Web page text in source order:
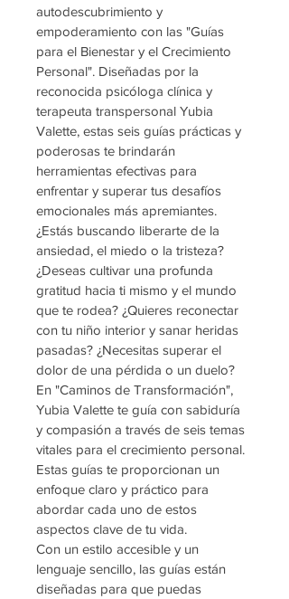
autodescubrimiento y
empoderamiento con las "Guías
para el Bienestar y el Crecimiento
Personal". Diseñadas por la
reconocida psicóloga clínica y
terapeuta transpersonal Yubia
Valette, estas seis guías prácticas y
poderosas te brindarán
herramientas efectivas para
enfrentar y superar tus desafíos
emocionales más apremiantes.
¿Estás buscando liberarte de la
ansiedad, el miedo o la tristeza?
¿Deseas cultivar una profunda
gratitud hacia ti mismo y el mundo
que te rodea? ¿Quieres reconectar
con tu niño interior y sanar heridas
pasadas? ¿Necesitas superar el
dolor de una pérdida o un duelo?
En "Caminos de Transformación",
Yubia Valette te guía con sabiduría
y compasión a través de seis temas
vitales para el crecimiento personal.
Estas guías te proporcionan un
enfoque claro y práctico para
abordar cada uno de estos
aspectos clave de tu vida.
Con un estilo accesible y un
lenguaje sencillo, las guías están
diseñadas para que puedas